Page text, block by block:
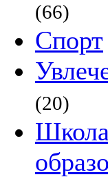
(66)
Спорт
(20)